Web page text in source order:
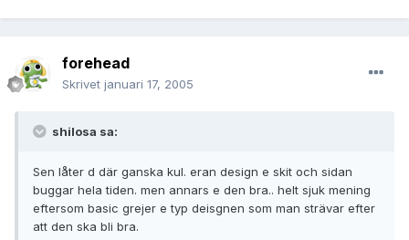
forehead
Skrivet januari 17, 2005
shilosa sa:
Sen låter d där ganska kul. eran design e skit och sidan
buggar hela tiden. men annars e den bra.. helt sjuk mening
eftersom basic grejer e typ deisgnen som man strävar efter
att den ska bli bra.